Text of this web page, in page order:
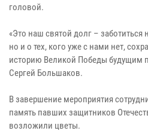
головой.
«Это наш святой долг – заботиться
но и о тех, кого уже с нами нет,
историю Великой Победы будущим
Сергей Большаков.
В завершение мероприятия
память павших защитников
возложили цветы.